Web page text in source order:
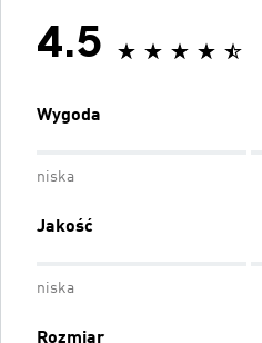
4.5
Wygoda
niska
Jakość
niska
Rozmiar